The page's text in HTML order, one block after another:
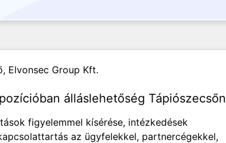
Elvonsec Group Kft.
álláslehetőség Tápiószecsőn
figyelemmel kísérése, intézkedések
az ügyfelekkel, partnercégekkel,